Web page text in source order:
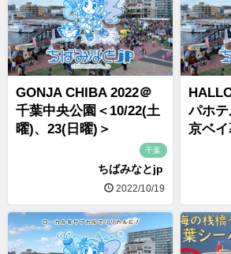
GONJA CHIBA 2022＠
千葉中央公園＜10/22(土
曜)、23(日曜)＞
千葉
ちばみなとjp
2022/10/19
パホ
京ベイ